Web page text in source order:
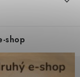
shop